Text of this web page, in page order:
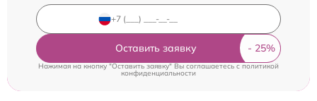
Оставить заявку
Нажимая на кнопку "Оставить заявку" Вы соглашаетесь cполитикой
конфиденциальности